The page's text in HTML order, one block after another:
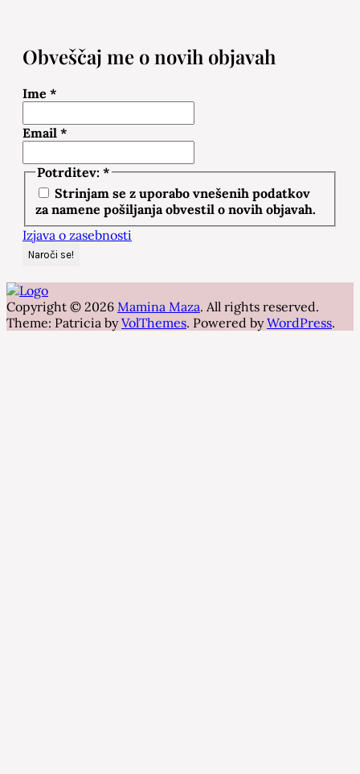
Obveščaj me o novih objavah
Ime *
Email *
Potrditev: *
Strinjam se z uporabo vnešenih podatkov
za namene pošiljanja obvestil o novih objavah.
Izjava o zasebnosti
Copyright © 2026 Mamina Maza. All rights reserved.
Theme: Patricia byVolThemes. Powered byWordPress.